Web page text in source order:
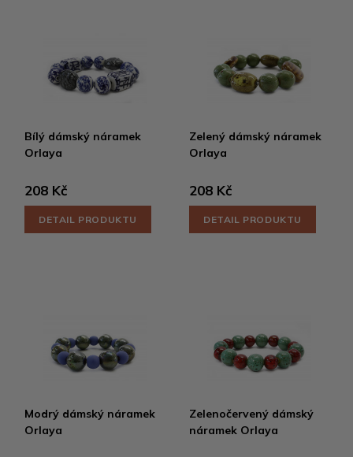
Bílý dámský náramek
Orlaya
208 Kč
DETAIL PRODUKTU
Zelený dámský náramek
Orlaya
208 Kč
DETAIL PRODUKTU
Modrý dámský náramek
Orlaya
Zelenočervený dámský
náramek Orlaya